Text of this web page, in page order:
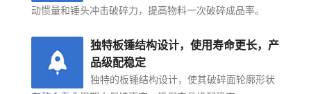
动惯量和锤头冲击破碎力，提高物料一次破碎成品率。
独特板锤结构设计，使用寿命更长，产
品级配稳定
独特的板锤结构设计，使其破碎面轮廓形状